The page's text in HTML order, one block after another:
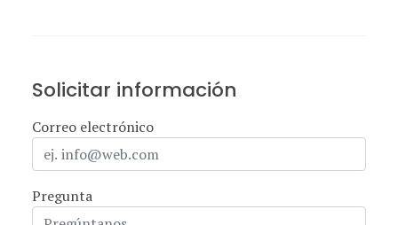
Solicitar información
Correo electrónico
Pregunta